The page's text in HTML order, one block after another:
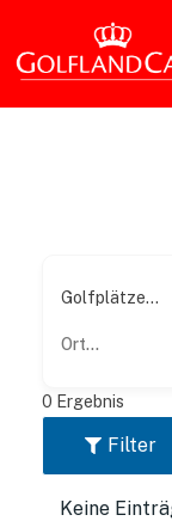
Golfplätze...
0 Ergebnis
Filter
Keine